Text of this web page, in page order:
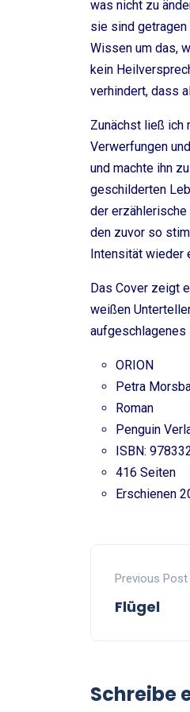
was nicht zu
sie sind getragen
Wissen um das,
kein
verhindert, dass
Zunächst ließ ich
Verwerfungen
und machte ihn
geschilderten
der erzählerische
den zuvor so
Intensität wieder
Das Cover zeigt
weißen
aufgeschlagenes
ORION
Petra
Roman
Penguin
ISBN:
416 Seiten
Erschienen
Previous Post
Flügel
Schreibe